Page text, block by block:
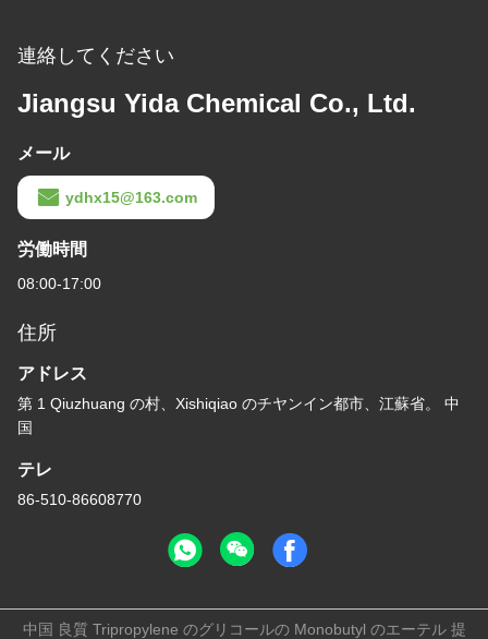
連絡してください
Jiangsu Yida Chemical Co., Ltd.
メール
ydhx15@163.com
労働時間
08:00-17:00
住所
アドレス
第 1 Qiuzhuang の村、Xishiqiao のチヤンイン都市、江蘇省。 中
国
テレ
86-510-86608770
中国 良質 Tripropylene のグリコールの Monobutyl のエーテル 提